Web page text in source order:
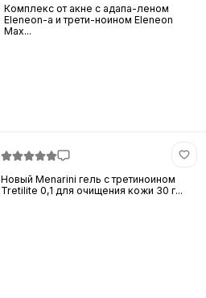
Комплекс от акне с адапа-леном
Eleneon-a и трети-ноином Eleneon
Max...
Новый Menarini гель с третиноином
Tretilite 0,1 для очищения кожи 30 г...